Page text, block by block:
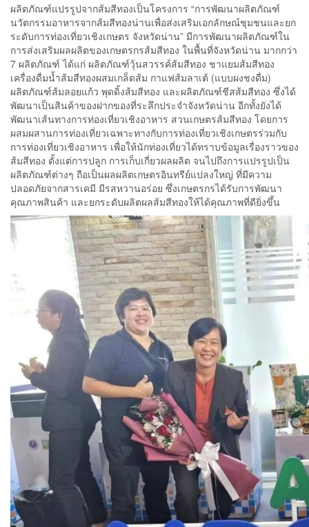
ผลิตภัณฑ์แปรรูปจากส้มสีทองเป็นโครงการ “การพัฒนาผลิตภัณฑ์
นวัตกรรมอาหารจากส้มสีทองน่านเพื่อส่งเสริมเอกลักษณ์ชุมชนและยก
ระดับการท่องเที่ยวเชิงเกษตร จังหวัดน่าน” มีการพัฒนาผลิตภัณฑ์ใน
การส่งเสริมผลผลิตของเกษตรกรส้มสีทอง ในพื้นที่จังหวัดน่าน มากกว่า
7 ผลิตภัณฑ์ ได้แก่ ผลิตภัณฑ์วุ้นสวรรค์ส้มสีทอง ชาแยมส้มสีทอง
เครื่องดื่มน้ำส้มสีทองผสมเกล็ดส้ม กาแฟส้มลาเต้ (แบบผงชงดื่ม)
ผลิตภัณฑ์ส้มลอยแก้ว พุดดิ้งส้มสีทอง และผลิตภัณฑ์ชีสส้มสีทอง ซึ่งได้
พัฒนาเป็นสินค้าของฝากของที่ระลึกประจำจังหวัดน่าน อีกทั้งยังได้
พัฒนาเส้นทางการท่องเที่ยวเชิงอาหาร สวนเกษตรส้มสีทอง โดยการ
ผสมผสานการท่องเที่ยวเฉพาะทางกับการท่องเที่ยวเชิงเกษตรร่วมกับ
การท่องเที่ยวเชิงอาหาร เพื่อให้นักท่องเที่ยวได้ทราบข้อมูลเรื่องราวของ
ส้มสีทอง ตั้งแต่การปลูก การเก็บเกี่ยวผลผลิต จนไปถึงการแปรรูปเป็น
ผลิตภัณฑ์ต่างๆ ถือเป็นผลผลิตเกษตรอินทรีย์แปลงใหญ่ ที่มีความ
ปลอดภัยจากสารเคมี มีรสหวานอร่อย ซึ่งเกษตรกรได้รับการพัฒนา
คุณภาพสินค้า และยกระดับผลิตผลส้มสีทองให้ได้คุณภาพที่ดียิ่งขึ้น